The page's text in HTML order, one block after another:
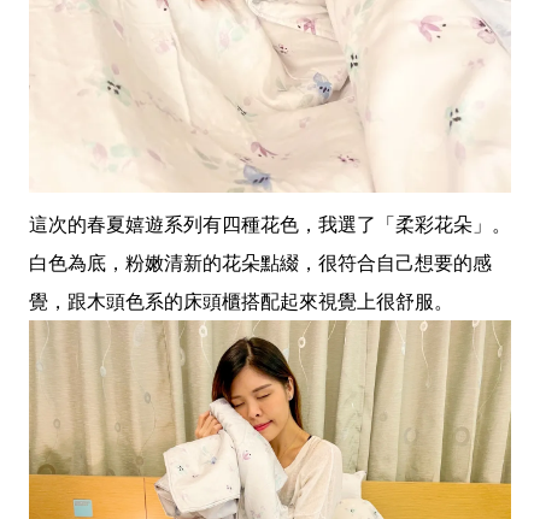
這次的春夏嬉遊系列有四種花色，我選了「柔彩花朵」。
白色為底，粉嫩清新的花朵點綴，很符合自己想要的感
覺，跟木頭色系的床頭櫃搭配起來視覺上很舒服。